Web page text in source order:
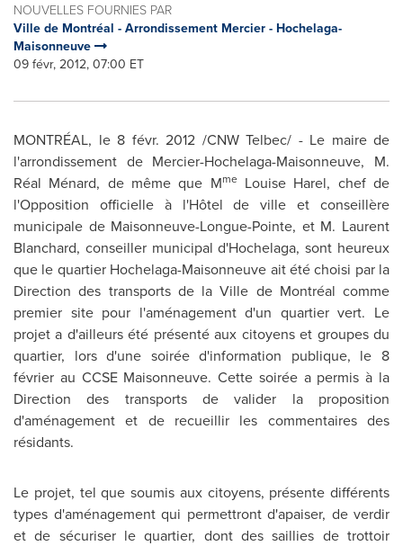
NOUVELLES FOURNIES PAR
Ville de Montréal - Arrondissement Mercier - Hochelaga-
Maisonneuve
09 févr, 2012, 07:00 ET
MONTRÉAL, le 8 févr. 2012 /CNW Telbec/ - Le maire de
l'arrondissement de Mercier-Hochelaga-Maisonneuve, M.
Réal Ménard, de même que MmeLouise Harel, chef de
l'Opposition officielle à l'Hôtel de ville et conseillère
municipale de Maisonneuve-Longue-Pointe, et M. Laurent
Blanchard, conseiller municipal d'Hochelaga, sont heureux
que le quartier Hochelaga-Maisonneuve ait été choisi par la
Direction des transports de la Ville de Montréal comme
premier site pour l'aménagement d'un quartier vert. Le
projet a d'ailleurs été présenté aux citoyens et groupes du
quartier, lors d'une soirée d'information publique, le 8
février au CCSE Maisonneuve. Cette soirée a permis à la
Direction des transports de valider la proposition
d'aménagement et de recueillir les commentaires des
résidants.
Le projet, tel que soumis aux citoyens, présente différents
types d'aménagement qui permettront d'apaiser, de verdir
et de sécuriser le quartier, dont des saillies de trottoir